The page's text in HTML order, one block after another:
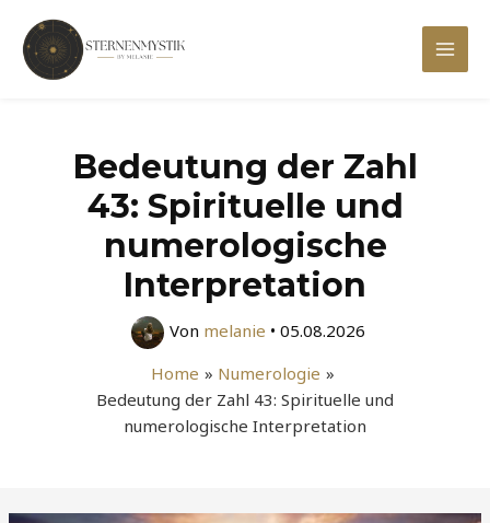
Inhalt
springen
Main
Bedeutung der Zahl
43: Spirituelle und
numerologische
Interpretation
Von melanie • 05.08.2026
Home
Numerologie
Bedeutung der Zahl 43: Spirituelle und
numerologische Interpretation